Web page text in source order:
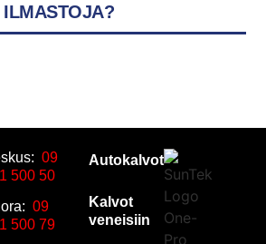
09
500 50
09
500 79
Autokalvot
Kalvot
veneisiin